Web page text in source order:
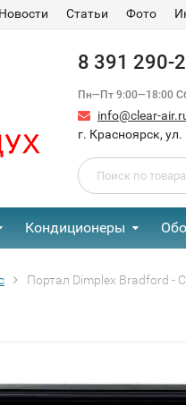
Новости Статьи Фото
8 391 290-
Пн—Пт 9:00—18:00
info@clear-
г. Красноярск,
Кондиционеры
Портал Dimplex Bradford -